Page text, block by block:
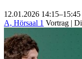
12.01.2026 14:15–15:45
A, Hörsaal 1 Vortrag |